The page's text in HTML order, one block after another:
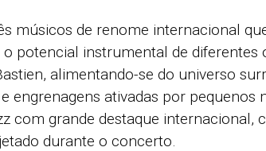
músicos de renome internacional
potencial instrumental de diferentes
alimentando-se do universo
engrenagens ativadas por pequenos
com grande destaque internacional,
durante o concerto.